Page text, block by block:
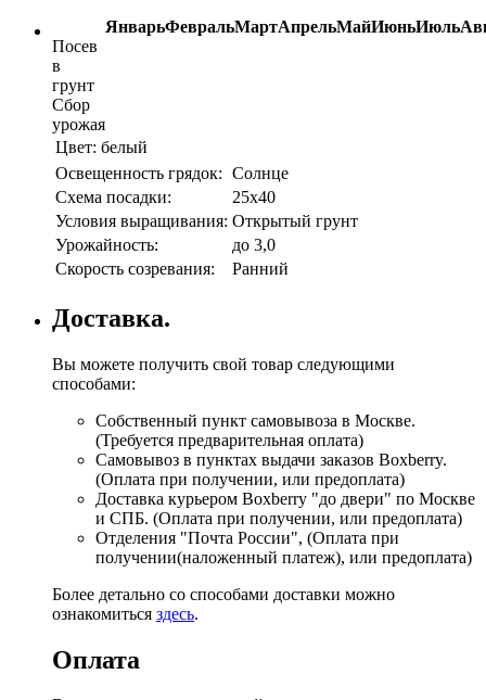
ЯнварьФевральМартАпрельМайИюньИюль
Посев
в
грунт
Сбор
урожая
Цвет: белый
Освещенность грядок: Солнце
Схема посадки:
25х40
Условия выращивания: Открытый грунт
Урожайность:
до 3,0
Скорость созревания:
Ранний
Доставка.
Вы можете получить свой товар следующими
способами:
Собственный пункт самовывоза в Москве.
(Требуется предварительная оплата)
Самовывоз в пунктах выдачи заказов Boxberry.
(Оплата при получении, или предоплата)
Доставка курьером Boxberry "до двери" по Москве
и СПБ. (Оплата при получении, или предоплата)
Отделения "Почта России", (Оплата при
получении(наложенный платеж), или предоплата)
Более детально со способами доставки можно
ознакомиться здесь.
Оплата